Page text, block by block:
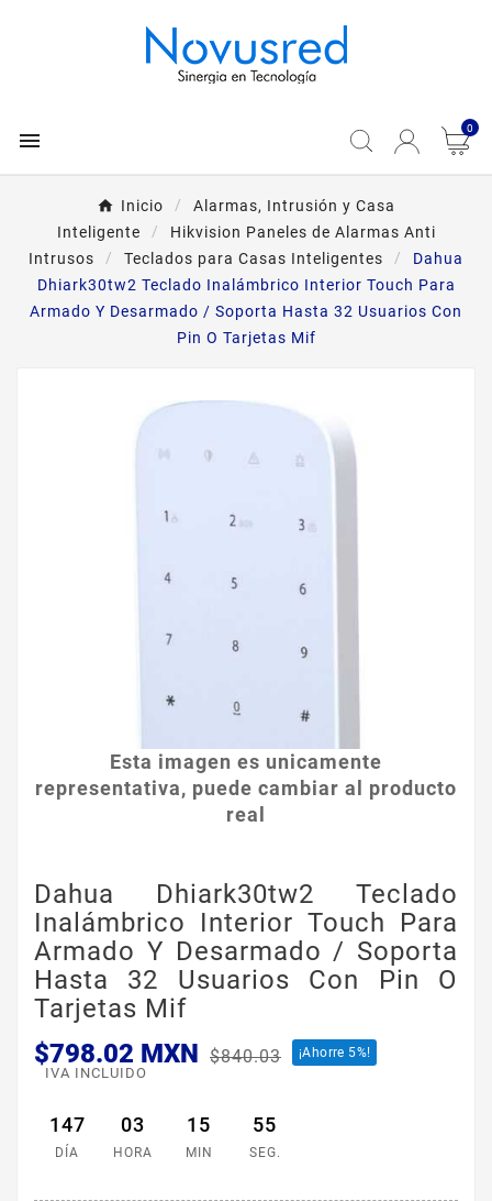
 0
Inicio
Alarmas, Intrusión y Casa
Inteligente
Hikvision Paneles de Alarmas Anti
Intrusos
Teclados para Casas Inteligentes
Dahua
Dhiark30tw2 Teclado Inalámbrico Interior Touch Para
Armado Y Desarmado / Soporta Hasta 32 Usuarios Con
Pin O Tarjetas Mif
Esta imagen es unicamente
representativa, puede cambiar al producto
real
Dahua Dhiark30tw2 Teclado
Inalámbrico Interior Touch Para
Armado Y Desarmado / Soporta
Hasta 32 Usuarios Con Pin O
Tarjetas Mif
$798.02 MXN $840.03 ¡Ahorre 5%!
IVA INCLUIDO
147
DÍA
03
HORA
15
MIN
55
SEG.